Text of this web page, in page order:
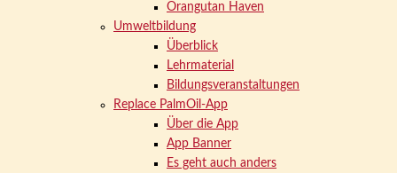
Orangutan Haven
Umweltbildung
Überblick
Lehrmaterial
Bildungsveranstaltungen
Replace PalmOil-App
Über die App
App Banner
Es geht auch anders